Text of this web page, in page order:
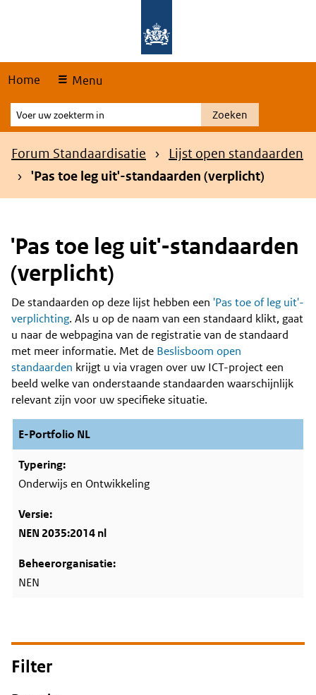
Home Menu
Voer
uw
zoekterm
Zoeken
Kruimelpad
Forum Standaardisatie
Lijst open standaarden
'Pas toe leg uit'-standaarden (verplicht)
'Pas toe leg uit'-standaarden
(verplicht)
Content
De standaarden op deze lijst hebben een 'Pas toe of leg uit'-
verplichting. Als u op de naam van een standaard klikt, gaat
u naar de webpagina van de registratie van de standaard
met meer informatie. Met de Beslisboom open
standaarden krijgt u via vragen over uw ICT-project een
beeld welke van onderstaande standaarden waarschijnlijk
relevant zijn voor uw specifieke situatie.
E-Portfolio NL
Onderwijs en Ontwikkeling
NEN 2035:2014 nl
NEN
Filter